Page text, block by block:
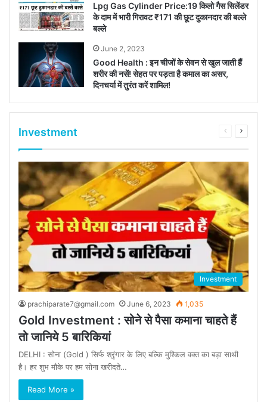
Lpg Gas Cylinder Price:19 किलो गैस सिलेंडर
के दाम में भारी गिरावट ₹171 की छूट दुकानदार की बल्ले
बल्ले
June 2, 2023
Good Health : इन चीजों के सेवन से खुल जाती हैं
शरीर की नसें! सेहत पर पड़ता है कमाल का असर,
दिनचर्या में तुरंत करें शामिल!
Investment
Previous
Next
Investment
prachiparate7@gmail.com June 6, 2023 1,035
Gold Investment : सोने से पैसा कमाना चाहते हैं
तो जानिये 5 बारिकियां
DELHI : सोना (Gold ) सिर्फ श्रृंगार के लिए बल्कि मुश्किल वक्त का बड़ा साथी
है। हर शुभ मौके पर हम सोना खरीदते…
Read More »